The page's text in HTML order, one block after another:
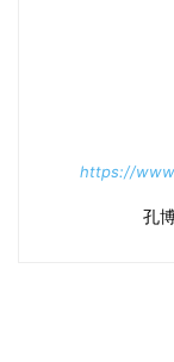
https://
孔